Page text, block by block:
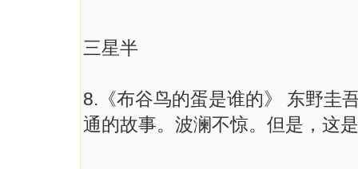
三星半
8.《布谷鸟的蛋是谁的》 东野圭
通的故事。波澜不惊。但是，这